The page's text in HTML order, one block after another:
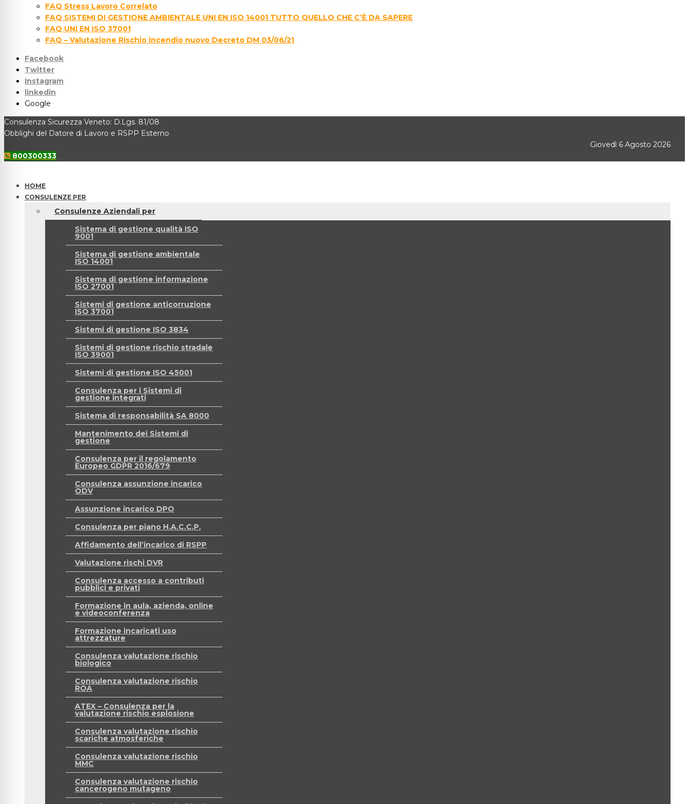
FAQ Stress Lavoro Correlato
FAQ SISTEMI DI GESTIONE AMBIENTALE UNI EN ISO 14001 TUTTO QUELLO CHE C’È DA SAPERE
FAQ UNI EN ISO 37001
FAQ – Valutazione Rischio incendio nuovo Decreto DM 03/06/21
Facebook
Twitter
Instagram
linkedin
Google
Consulenza Sicurezza Veneto: D.Lgs. 81/08
Obblighi del Datore di Lavoro e RSPP Esterno
Giovedì 6 Agosto 2026
800300333
HOME
CONSULENZE PER
Consulenze Aziendali per
Sistema di gestione qualità ISO
9001
Sistema di gestione ambientale
ISO 14001
Sistema di gestione informazione
ISO 27001
Sistemi di gestione anticorruzione
ISO 37001
Sistemi di gestione ISO 3834
Sistemi di gestione rischio stradale
ISO 39001
Sistemi di gestione ISO 45001
Consulenza per i Sistemi di
gestione integrati
Sistema di responsabilità SA 8000
Mantenimento dei Sistemi di
gestione
Consulenza per il regolamento
Europeo GDPR 2016/679
Consulenza assunzione incarico
ODV
Assunzione incarico DPO
Consulenza per piano H.A.C.C.P.
Affidamento dell’incarico di RSPP
Valutazione rischi DVR
Consulenza accesso a contributi
pubblici e privati
Formazione in aula, azienda, online
e videoconferenza
Formazione incaricati uso
attrezzature
Consulenza valutazione rischio
biologico
Consulenza valutazione rischio
ROA
ATEX – Consulenza per la
valutazione rischio esplosione
Consulenza valutazione rischio
scariche atmosferiche
Consulenza valutazione rischio
MMC
Consulenza valutazione rischio
cancerogeno mutageno